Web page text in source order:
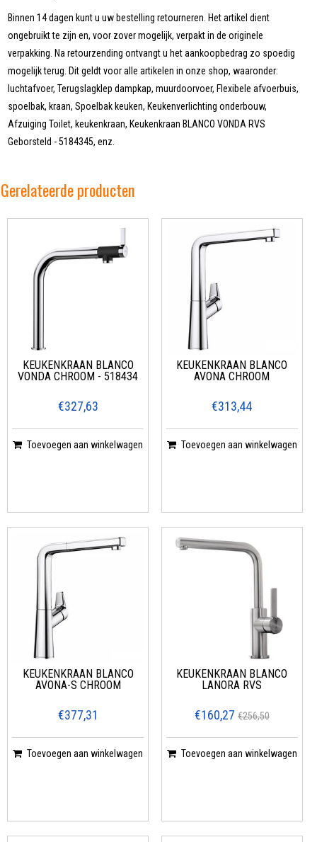
Binnen 14 dagen kunt u uw bestelling retourneren. Het artikel dient
ongebruikt te zijn en, voor zover mogelijk, verpakt in de originele
verpakking. Na retourzending ontvangt u het aankoopbedrag zo spoedig
mogelijk terug. Dit geldt voor alle artikelen in onze shop, waaronder:
luchtafvoer, Terugslagklep dampkap, muurdoorvoer, Flexibele afvoerbuis,
spoelbak, kraan, Spoelbak keuken, Keukenverlichting onderbouw,
Afzuiging Toilet, keukenkraan, Keukenkraan BLANCO VONDA RVS
Geborsteld - 5184345, enz.
Gerelateerde producten
KEUKENKRAAN BLANCO
VONDA CHROOM - 518434
€327,63
Toevoegen aan winkelwagen
KEUKENKRAAN BLANCO
AVONA CHROOM
€313,44
Toevoegen aan winkelwagen
KEUKENKRAAN BLANCO
AVONA-S CHROOM
€377,31
Toevoegen aan winkelwagen
KEUKENKRAAN BLANCO
LANORA RVS
€160,27 €256,50
Toevoegen aan winkelwagen